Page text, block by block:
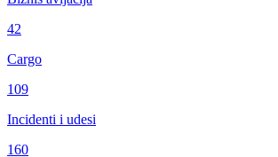
42
Cargo
109
Incidenti i udesi
160